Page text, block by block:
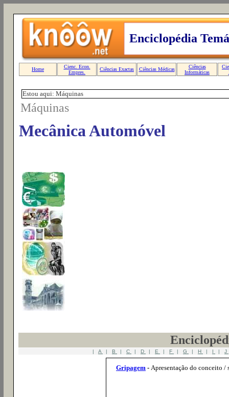
Estou aqui: Máquinas
Máquinas
Mecânica Automóvel
| A | B | C | D | E | F | G | H | I | J
Gripagem - Apresentação do conceito